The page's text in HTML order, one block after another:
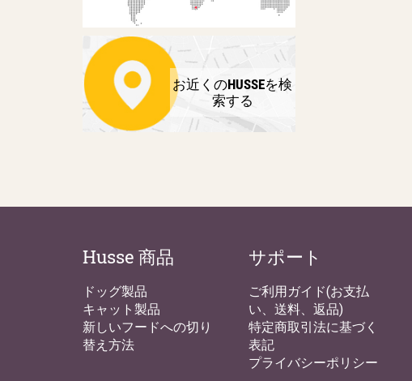
お近くのHUSSEを検
索する
Husse 商品
ドッグ製品
キャット製品
新しいフードへの切り
替え方法
サポート
ご利用ガイド(お支払
い、送料、返品)
特定商取引法に基づく
表記
プライバシーポリシー